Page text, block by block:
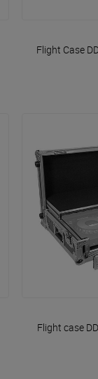
Flight Case
Flight case